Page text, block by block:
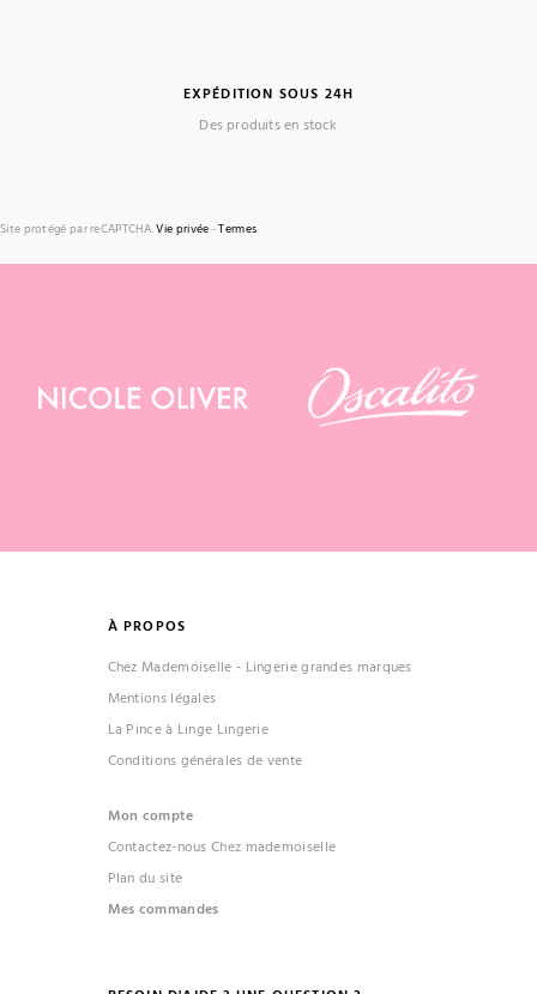
EXPÉDITION SOUS 24H
Des produits en stock
Site protégé par reCAPTCHA.Vie privée -Termes
À PROPOS
Chez Mademoiselle - Lingerie grandes marques
Mentions légales
La Pince à Linge Lingerie
Conditions générales de vente
Mon compte
Contactez-nous Chez mademoiselle
Plan du site
Mes commandes